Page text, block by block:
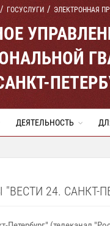
ГОСУСЛУГИ ЭЛЕКТРОННАЯ
ДЕЯТЕЛЬНОСТЬ
24. САНКТ-